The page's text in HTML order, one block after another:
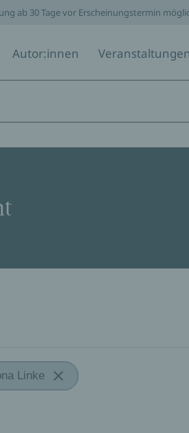
ab 30 Tage vor Erscheinungstermin
Autor:innen Veranstaltungen
Linke